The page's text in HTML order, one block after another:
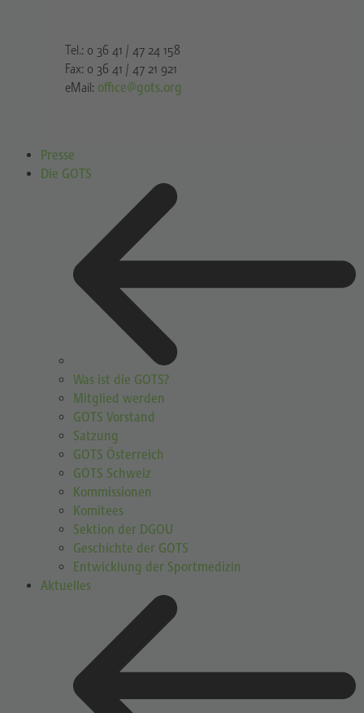
Tel.: 0 36 41 / 47 24 158
Fax: 0 36 41 / 47 21 921
eMail: office@gots.org
Presse
Die GOTS
Was ist die GOTS?
Mitglied werden
GOTS Vorstand
Satzung
GOTS Österreich
GOTS Schweiz
Kommissionen
Komitees
Sektion der DGOU
Geschichte der GOTS
Entwicklung der Sportmedizin
Aktuelles